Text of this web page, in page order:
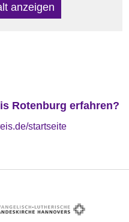
anzeigen
Rotenburg erfahren?
startseite